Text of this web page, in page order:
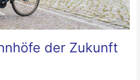
der Zukunft